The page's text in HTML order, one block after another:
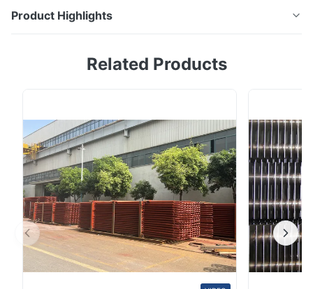
Product Highlights
Boiler informasi produk Slab casting kontinu atau slab
dengan air bertekanan tinggi dan kemudian memasuki
pabrik pengasaran.Bahan-bahan kasar ...
Related Products